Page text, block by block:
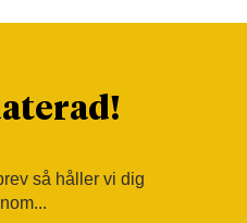
så håller vi dig